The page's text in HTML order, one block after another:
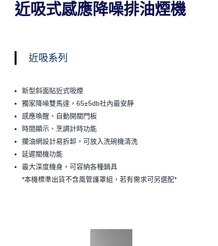
近吸式感應降噪排油煙機
近吸系列
新型斜面貼近式吸煙
獨家降噪雙馬達，65±5db社內最安靜
感應喚醒、自動開關門板
時間顯示、烹調計時功能
攔油網設計易拆卸，可放入洗碗機清洗
延遲關機功能
最大深度機身，可容納各種鍋具
*本機標準出貨不含風管護罩組，若有需求可另選配*